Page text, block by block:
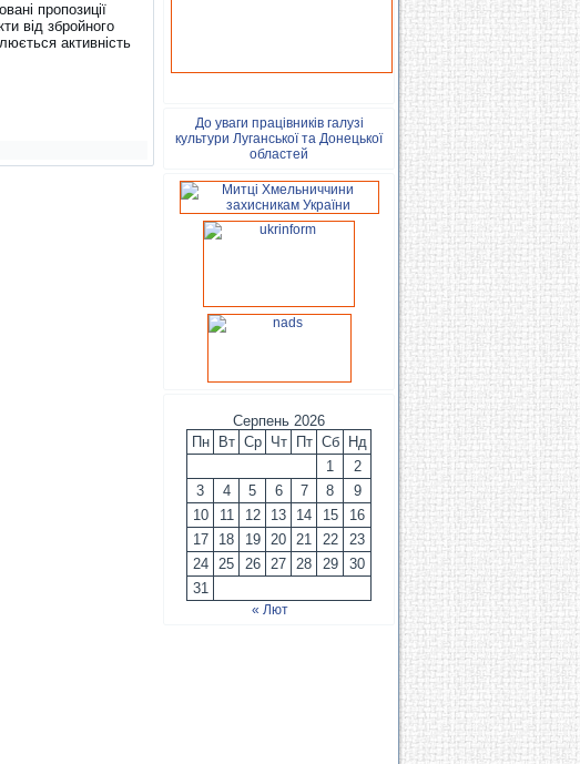
пропозиції
від збройного
активність
До уваги працівників галузі
культури Луганської та Донецької
областей
Серпень 2026
Пн
Вт Ср Чт Пт Сб
Нд
1
2
3
4 5 6 7 8
9
10
11 12 13 14 15
16
17
18 19 20 21 22
23
24
25 26 27 28 29
30
31
« Лют